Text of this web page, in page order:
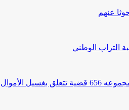
عنهم
التراب الوطني